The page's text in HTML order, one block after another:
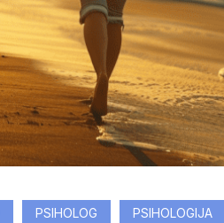
PSIHOLOG PSIHOLOGIJA